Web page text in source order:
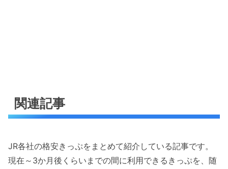
関連記事
JR各社の格安きっぷをまとめて紹介している記事です。
現在～3か月後くらいまでの間に利用できるきっぷを、随